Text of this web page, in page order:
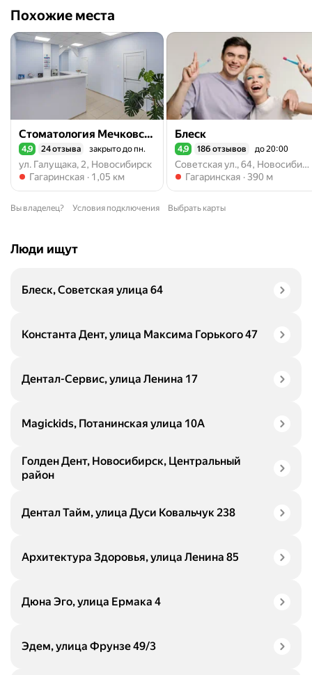
Похожие места
Стоматология Мечковских
Рейтинг 4,9 из 5
4,9 24 отзыва закрыто до пн.
ул. Галущака, 2, Новосибирск
Метро Гагаринская
Гагаринская 1,05 км
Блеск
Рейтинг 4,9 из 5
4,9 186 отзывов до 20:00
Советская ул., 64, Новосибирск
Метро Гагаринская
Гагаринская 390 м
Вы владелец? Условия подключения Выбрать карты
Люди ищут
Блеск, Советская улица 64
Константа Дент, улица Максима Горького 47
Дентал-Сервис, улица Ленина 17
Magickids, Потанинская улица 10А
Голден Дент, Новосибирск, Центральный
район
Дентал Тайм, улица Дуси Ковальчук 238
Архитектура Здоровья, улица Ленина 85
Дюна Эго, улица Ермака 4
Эдем, улица Фрунзе 49/3